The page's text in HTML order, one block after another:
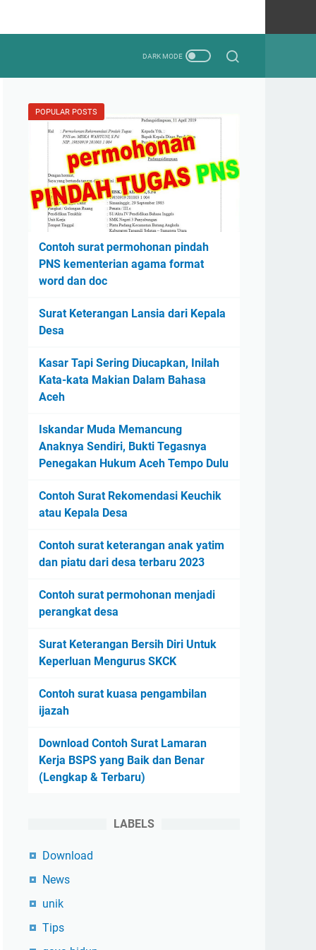
POPULAR POSTS
Contoh surat permohonan pindah
PNS kementerian agama format
word dan doc
Surat Keterangan Lansia dari Kepala
Desa
Kasar Tapi Sering Diucapkan, Inilah
Kata-kata Makian Dalam Bahasa
Aceh
Iskandar Muda Memancung
Anaknya Sendiri, Bukti Tegasnya
Penegakan Hukum Aceh Tempo Dulu
Contoh Surat Rekomendasi Keuchik
atau Kepala Desa
Contoh surat keterangan anak yatim
dan piatu dari desa terbaru 2023
Contoh surat permohonan menjadi
perangkat desa
Surat Keterangan Bersih Diri Untuk
Keperluan Mengurus SKCK
Contoh surat kuasa pengambilan
ijazah
Download Contoh Surat Lamaran
Kerja BSPS yang Baik dan Benar
(Lengkap & Terbaru)
LABELS
Download
News
unik
Tips